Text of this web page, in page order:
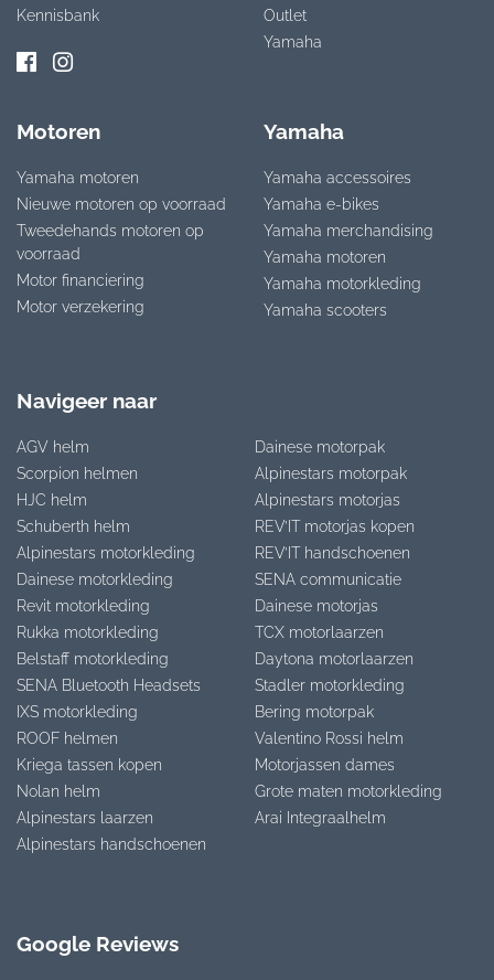
Kennisbank
Outlet
Yamaha
Motoren
Yamaha motoren
Nieuwe motoren op voorraad
Tweedehands motoren op
voorraad
Motor financiering
Motor verzekering
Yamaha
Yamaha accessoires
Yamaha e-bikes
Yamaha merchandising
Yamaha motoren
Yamaha motorkleding
Yamaha scooters
Navigeer naar
AGV helm
Scorpion helmen
HJC helm
Schuberth helm
Alpinestars motorkleding
Dainese motorkleding
Revit motorkleding
Rukka motorkleding
Belstaff motorkleding
SENA Bluetooth Headsets
IXS motorkleding
ROOF helmen
Kriega tassen kopen
Nolan helm
Alpinestars laarzen
Alpinestars handschoenen
Dainese motorpak
Alpinestars motorpak
Alpinestars motorjas
REV’IT motorjas kopen
REV’IT handschoenen
SENA communicatie
Dainese motorjas
TCX motorlaarzen
Daytona motorlaarzen
Stadler motorkleding
Bering motorpak
Valentino Rossi helm
Motorjassen dames
Grote maten motorkleding
Arai Integraalhelm
Google Reviews